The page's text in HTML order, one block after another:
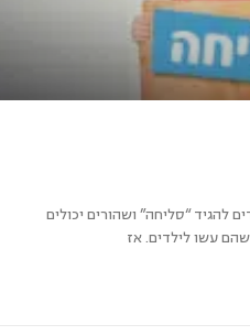
להגיד “סליחה” ושהורים יכולים
עשו לילדים. אז